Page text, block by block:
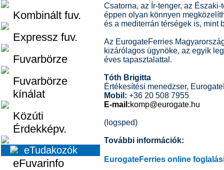
Kombinált fuv.
Expressz fuv.
Fuvarbörze
Fuvarbörze
kínálat
Közúti
Érdekképv.
eTudakozók
eFuvarinfo
Csatorna, az Ír-tenger, az
éppen olyan könnyen
és a mediterrán térségek is, mint
Az EurogateFerries
kizárólagos ügynöke, az egyik
éves tapasztalattal.
Tóth Brigitta
Értékesítési menedzser,
Mobil: +36 20 508 7955
E-mail:komp@eurogate.hu
(logsped)
További információk:
EurogateFerries online